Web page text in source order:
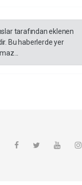
tarafından eklenen
Bu haberlerde yer